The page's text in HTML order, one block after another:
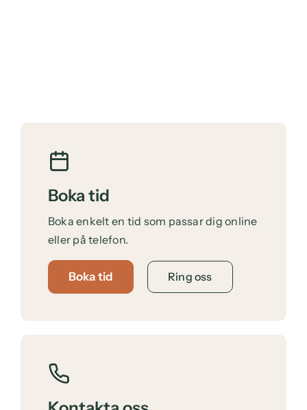
Boka tid
Boka enkelt en tid som passar dig online
eller på telefon.
Boka tid Ring oss